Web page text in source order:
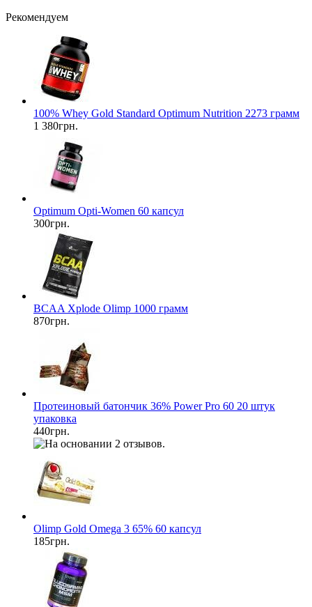
Рекомендуем
100% Whey Gold Standard Optimum Nutrition 2273 грамм
1 380грн.
Optimum Opti-Women 60 капсул
300грн.
BCAA Xplode Olimp 1000 грамм
870грн.
Протеиновый батончик 36% Power Pro 60 20 штук
упаковка
440грн.
Olimp Gold Omega 3 65% 60 капсул
185грн.